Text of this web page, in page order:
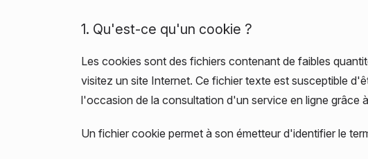
1. Qu'est-ce qu'un cookie ?
Les cookies sont des fichiers contenant de faibles
visitez un site Internet. Ce fichier texte est susceptible
l'occasion de la consultation d'un service en ligne grâce
Un fichier cookie permet à son émetteur d'identifier le